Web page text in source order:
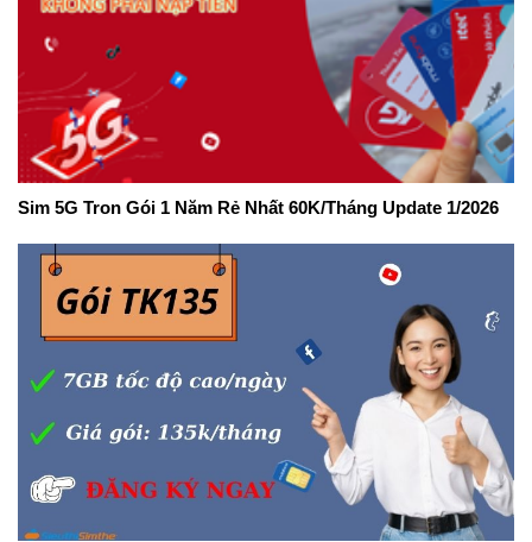
Sim 5G Tron Gói 1 Năm Rẻ Nhất 60K/Tháng Update 1/2026